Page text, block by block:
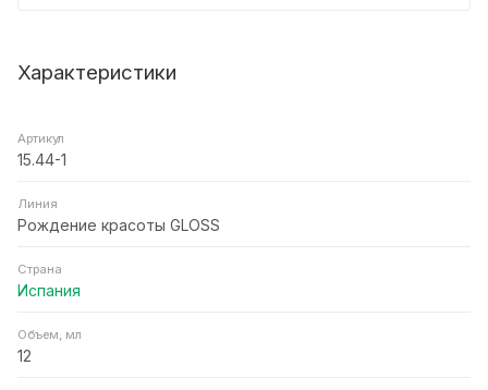
Характеристики
Артикул
15.44-1
Линия
Рождение красоты GLOSS
Страна
Испания
Объем, мл
12